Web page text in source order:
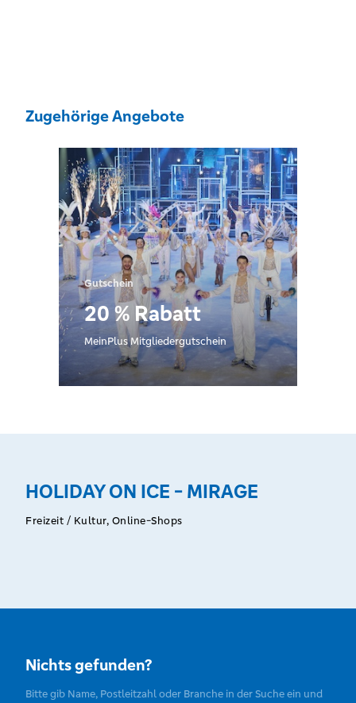
Zugehörige Angebote
Gutschein
20 % Rabatt
MeinPlus Mitgliedergutschein
HOLIDAY ON ICE - MIRAGE
Freizeit / Kultur, Online-Shops
Nichts gefunden?
Bitte gib Name, Postleitzahl oder Branche in der Suche ein und